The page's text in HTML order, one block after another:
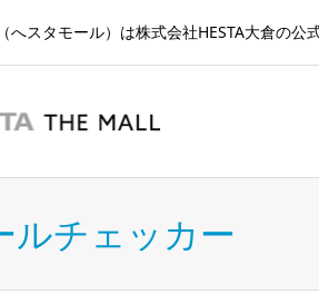
へスタモール）は株式会社HESTA大倉の公
ルチェッカー